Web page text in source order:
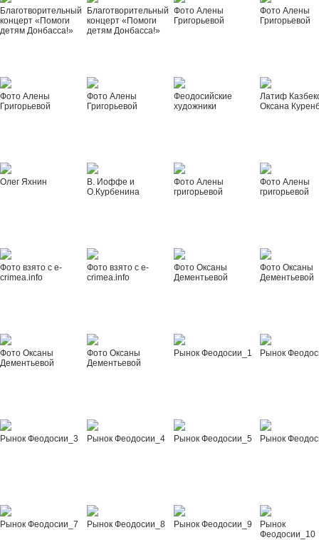
Благотворительный
концерт «Помоги
детям Донбасса!»
Благотворительный
концерт «Помоги
детям Донбасса!»
Фото Алены
Григорьевой
Фото Алены
Григорьевой
Фото Алены
Григорьевой
Фото Алены
Григорьевой
Феодосийские
художники
Латиф
Оксана
Олег Яхнин
В. Иоффе и
О.Курбенина
Фото Алены
григорьевой
Фото Алены
григорьевой
Фото взято с e-
crimea.info
Фото взято с e-
crimea.info
Фото Оксаны
Дементьевой
Фото Оксаны
Дементьевой
Фото Оксаны
Дементьевой
Фото Оксаны
Дементьевой
Рынок Феодосии_1 Рынок
Рынок Феодосии_3 Рынок Феодосии_4 Рынок Феодосии_5 Рынок
Рынок Феодосии_7 Рынок Феодосии_8 Рынок Феодосии_9
Рынок
Феодосии_10